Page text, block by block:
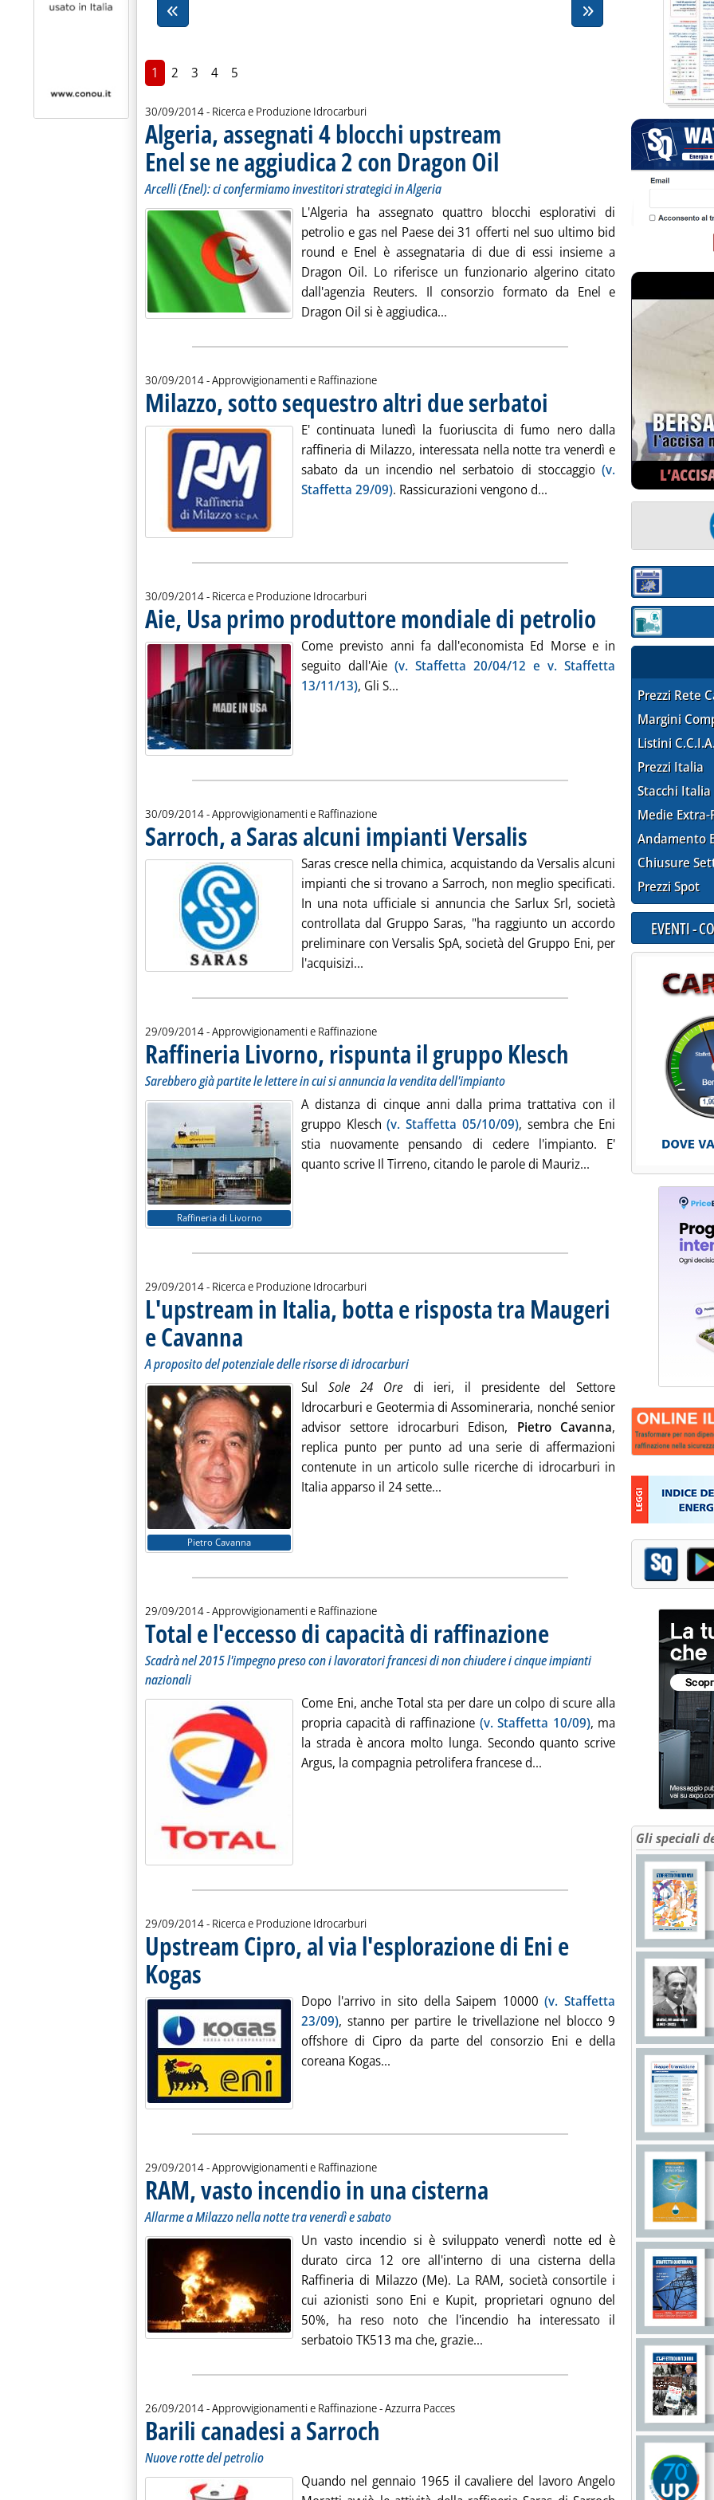
1 2 3 4 5
30/09/2014- Ricerca e Produzione Idrocarburi
Algeria, assegnati 4 blocchi upstream
Enel se ne aggiudica 2 con Dragon Oil . Sottotitolo: Arcelli (Enel): ci confermiamo investitori
. Pubblicata martedì 30 settembre 2014 alle 15.35.
Arcelli (Enel): ci confermiamo investitori strategici in Algeria
L'Algeria ha assegnato quattro blocchi esplorativi di
petrolio e gas nel Paese dei 31 offerti nel suo ultimo bid
round e Enel è assegnataria di due di essi insieme a
Dragon Oil. Lo riferisce un funzionario algerino citato
dall'agenzia Reuters. Il consorzio formato da Enel e
Dragon Oil si è aggiudica... Leggi tutta la notizia: 'Algeria, assegnati 4
30/09/2014- Approvvigionamenti e Raffinazione
Milazzo, sotto sequestro altri due serbatoi
E' continuata lunedì la fuoriuscita di fumo nero dalla
raffineria di Milazzo, interessata nella notte tra venerdì e
sabato da un incendio nel serbatoio di stoccaggio (v.
Staffetta 29/09). Rassicurazioni vengono d... Leggi tutta la notizia:
30/09/2014- Ricerca e Produzione Idrocarburi
Aie, Usa primo produttore mondiale di petrolio . Pubblicata martedì 30
Come previsto anni fa dall'economista Ed Morse e in
seguito dall'Aie (v. Staffetta 20/04/12 e v. Staffetta
13/11/13), Gli S... Leggi tutta la notizia: 'Aie, Usa primo produttore
30/09/2014- Approvvigionamenti e Raffinazione
Sarroch, a Saras alcuni impianti Versalis
Saras cresce nella chimica, acquistando da Versalis alcuni
impianti che si trovano a Sarroch, non meglio specificati.
In una nota ufficiale si annuncia che Sarlux Srl, società
controllata dal Gruppo Saras, "ha raggiunto un accordo
preliminare con Versalis SpA, società del Gruppo Eni, per
l'acquisizi...
29/09/2014- Approvvigionamenti e Raffinazione
Raffineria Livorno, rispunta il gruppo Klesch . Sottotitolo: Sarebbero già partite
. Pubblicata lunedì 29 settembre
Sarebbero già partite le lettere in cui si annuncia la vendita dell'impianto
Raffineria di Livorno
A distanza di cinque anni dalla prima trattativa con il
gruppo Klesch(v. Staffetta 05/10/09), sembra che Eni
stia nuovamente pensando di cedere l'impianto. E'
quanto scrive Il Tirreno, citando le parole di Mauriz...
29/09/2014- Ricerca e Produzione Idrocarburi
L'upstream in Italia, botta e risposta tra Maugeri
e Cavanna . Sottotitolo: A proposito del potenziale delle risorse di idrocarburi
A proposito del potenziale delle risorse di idrocarburi
Pietro Cavanna
Sul Sole 24 Ore di ieri, il presidente del Settore
Idrocarburi e Geotermia di Assomineraria, nonché senior
advisor settore idrocarburi Edison, Pietro Cavanna,
replica punto per punto ad una serie di affermazioni
contenute in un articolo sulle ricerche di idrocarburi in
Italia apparso il 24 sette... Leggi tutta la notizia: 'L'upstream in Italia,
29/09/2014- Approvvigionamenti e Raffinazione
Total e l'eccesso di capacità di raffinazione . Sottotitolo: Scadrà nel 2015 l'impegno
. Pubblicata lunedì 29 settembre 2014 alle
Scadrà nel 2015 l'impegno preso con i lavoratori francesi di non chiudere i cinque impianti
nazionali
Come Eni, anche Total sta per dare un colpo di scure alla
propria capacità di raffinazione (v. Staffetta 10/09), ma
la strada è ancora molto lunga. Secondo quanto scrive
Argus, la compagnia petrolifera francese d... Leggi tutta la notizia: 'Total e
29/09/2014- Ricerca e Produzione Idrocarburi
Upstream Cipro, al via l'esplorazione di Eni e
Kogas . Pubblicata lunedì 29 settembre 2014 alle 10.49.
Dopo l'arrivo in sito della Saipem 10000(v. Staffetta
23/09), stanno per partire le trivellazione nel blocco 9
offshore di Cipro da parte del consorzio Eni e della
coreana Kogas... Leggi tutta la notizia: 'Upstream Cipro, al via
29/09/2014- Approvvigionamenti e Raffinazione
RAM, vasto incendio in una cisterna . Sottotitolo: Allarme a Milazzo nella notte tra venerdì e
. Pubblicata lunedì 29 settembre 2014 alle 8.58.
Allarme a Milazzo nella notte tra venerdì e sabato
Un vasto incendio si è sviluppato venerdì notte ed è
durato circa 12 ore all'interno di una cisterna della
Raffineria di Milazzo (Me). La RAM, società consortile i
cui azionisti sono Eni e Kupit, proprietari ognuno del
50%, ha reso noto che l'incendio ha interessato il
serbatoio TK513 ma che, grazie... Leggi tutta la notizia: 'RAM, vasto
26/09/2014- Approvvigionamenti e Raffinazione -di:
Azzurra Pacces
Barili canadesi a Sarroch
Nuove rotte del petrolio
Quando nel gennaio 1965 il cavaliere del lavoro Angelo
Sezione:
Sezione:
Prezzi Rete
Margini
Listini
Prezzi Italia
Stacchi Italia
Medie Extra-
Andamento
Chiusure
Prezzi Spot
EVENTI -
Gli speciali